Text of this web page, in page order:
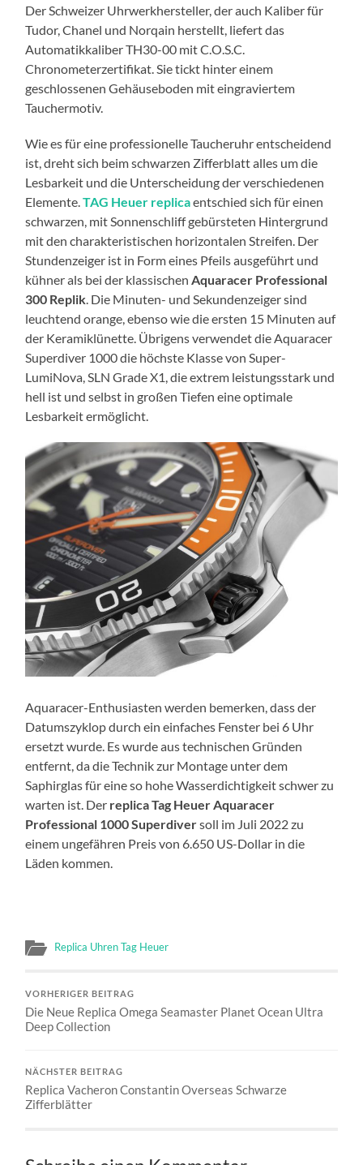
Der Schweizer Uhrwerkhersteller, der auch Kaliber für
Tudor, Chanel und Norqain herstellt, liefert das
Automatikkaliber TH30-00 mit C.O.S.C.
Chronometerzertifikat. Sie tickt hinter einem
geschlossenen Gehäuseboden mit eingraviertem
Tauchermotiv.
Wie es für eine professionelle Taucheruhr entscheidend
ist, dreht sich beim schwarzen Zifferblatt alles um die
Lesbarkeit und die Unterscheidung der verschiedenen
Elemente.TAG Heuer replicaentschied sich für einen
schwarzen, mit Sonnenschliff gebürsteten Hintergrund
mit den charakteristischen horizontalen Streifen. Der
Stundenzeiger ist in Form eines Pfeils ausgeführt und
kühner als bei der klassischenAquaracer Professional
300 Replik. Die Minuten- und Sekundenzeiger sind
leuchtend orange, ebenso wie die ersten 15 Minuten auf
der Keramiklünette. Übrigens verwendet die Aquaracer
Superdiver 1000 die höchste Klasse von Super-
LumiNova, SLN Grade X1, die extrem leistungsstark und
hell ist und selbst in großen Tiefen eine optimale
Lesbarkeit ermöglicht.
Aquaracer-Enthusiasten werden bemerken, dass der
Datumszyklop durch ein einfaches Fenster bei 6 Uhr
ersetzt wurde. Es wurde aus technischen Gründen
entfernt, da die Technik zur Montage unter dem
Saphirglas für eine so hohe Wasserdichtigkeit schwer zu
warten ist. Der replica Tag Heuer Aquaracer
Professional 1000 Superdiversoll im Juli 2022 zu
einem ungefähren Preis von 6.650 US-Dollar in die
Läden kommen.
Replica Uhren Tag Heuer
VORHERIGER BEITRAG
Die Neue Replica Omega Seamaster Planet Ocean Ultra
Deep Collection
NÄCHSTER BEITRAG
Replica Vacheron Constantin Overseas Schwarze
Zifferblätter